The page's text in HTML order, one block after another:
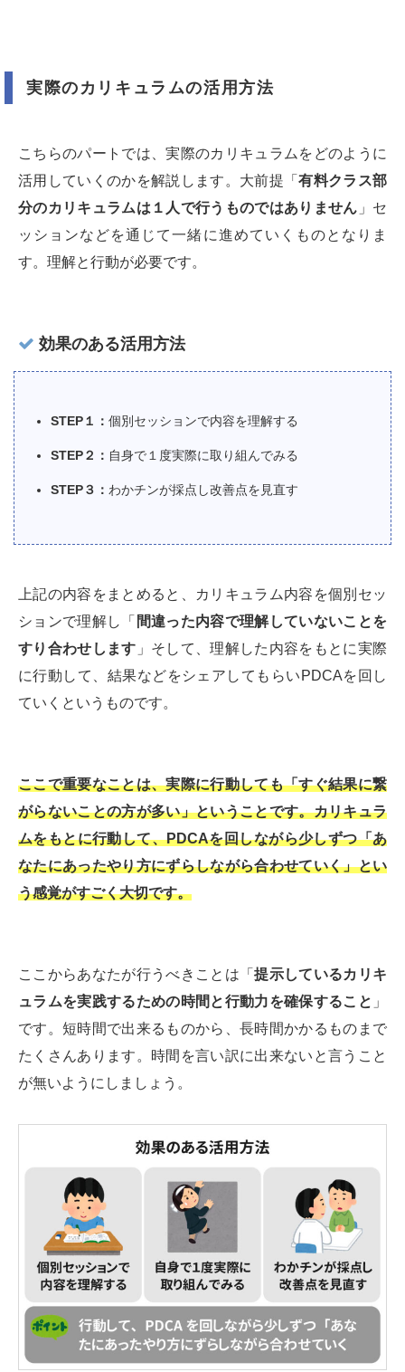
実際のカリキュラムの活用方法
こちらのパートでは、実際のカリキュラムをどのように
活用していくのかを解説します。大前提「有料クラス部
分のカリキュラムは１人で行うものではありません 」セ
ッションなどを通じて一緒に進めていくものとなりま
す。理解と行動が必要です。
効果のある活用方法
STEP１： 個別セッションで内容を理解する
STEP２： 自身で１度実際に取り組んでみる
STEP３： わかチンが採点し改善点を見直す
上記の内容をまとめると、カリキュラム内容を個別セッ
ションで理解し「 間違った内容で理解していないことを
すり合わせします 」そして、理解した内容をもとに実際
に行動して、結果などをシェアしてもらいPDCAを回し
ていくというものです。
ここで重要なことは、実際に行動しても「すぐ結果に繋
がらないことの方が多い」ということです。カリキュラ
ムをもとに行動して、PDCAを回しながら少しずつ「あ
なたにあったやり方にずらしながら合わせていく」とい
う感覚がすごく大切です。
ここからあなたが行うべきことは「提示しているカリキ
ュラムを実践するための時間と行動力を確保すること 」
です。短時間で出来るものから、長時間かかるものまで
たくさんあります。時間を言い訳に出来ないと言うこと
が無いようにしましょう。